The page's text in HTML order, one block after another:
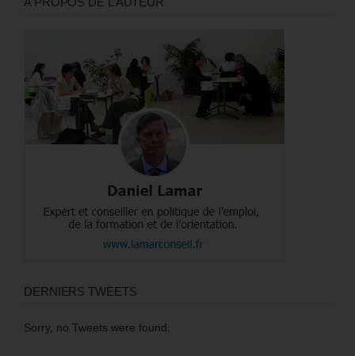
DERNIERS TWEETS
Sorry, no Tweets were found.